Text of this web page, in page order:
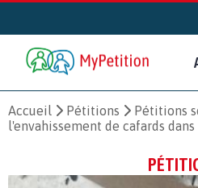
Accueil Pétitions Pétitions
l'envahissement de cafards